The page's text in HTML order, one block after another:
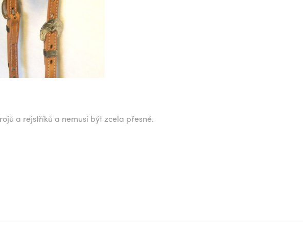
a rejstříků a nemusí být zcela přesné.